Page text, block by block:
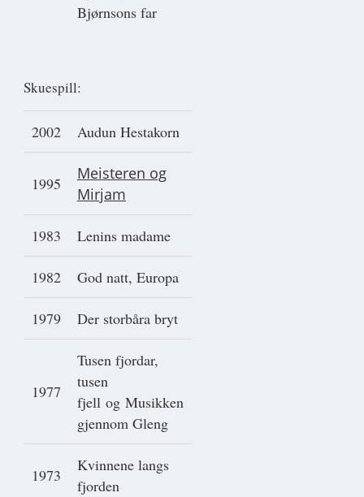
Bjørnsons far
Skuespill:
2002 Audun Hestakorn
1995
Meisteren og
Mirjam
1983 Lenins madame
1982 God natt, Europa
1979 Der storbåra bryt
1977
Tusen fjordar,
tusen
fjell og Musikken
gjennom Gleng
1973
Kvinnene langs
fjorden